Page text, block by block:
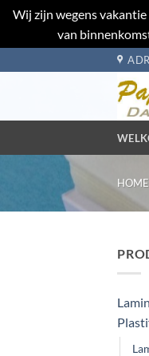
Wij zijn wegens
van
naar
HOME